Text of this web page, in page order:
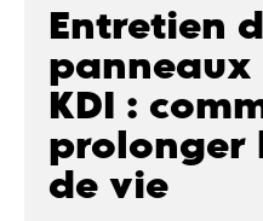
Entretien
panneaux
KDI :
prolonger
de vie